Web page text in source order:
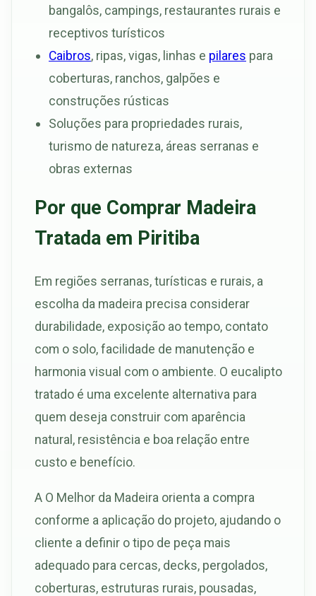
bangalôs, campings, restaurantes rurais e
receptivos turísticos
Caibros, ripas, vigas, linhas e pilares para
coberturas, ranchos, galpões e
construções rústicas
Soluções para propriedades rurais,
turismo de natureza, áreas serranas e
obras externas
Por que Comprar Madeira
Tratada em Piritiba
Em regiões serranas, turísticas e rurais, a
escolha da madeira precisa considerar
durabilidade, exposição ao tempo, contato
com o solo, facilidade de manutenção e
harmonia visual com o ambiente. O eucalipto
tratado é uma excelente alternativa para
quem deseja construir com aparência
natural, resistência e boa relação entre
custo e benefício.
A O Melhor da Madeira orienta a compra
conforme a aplicação do projeto, ajudando o
cliente a definir o tipo de peça mais
adequado para cercas, decks, pergolados,
coberturas, estruturas rurais, pousadas,